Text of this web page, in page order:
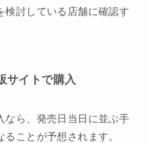
検討している店舗に確認す
サイトで購入
なら、発売日当日に並ぶ手
ことが予想されます。